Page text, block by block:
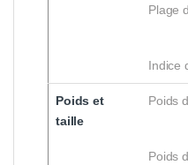
Plage
Indice
Poids et
taille
Poids
Poids